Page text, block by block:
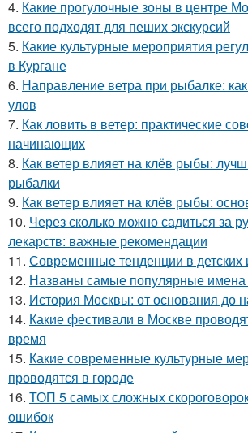
4. Какие прогулочные зоны в центре
всего подходят для пеших экскурсий
5. Какие культурные мероприятия
в Кургане
6. Направление ветра при рыбалке:
улов
7. Как ловить в ветер: практические
начинающих
8. Как ветер влияет на клёв рыбы:
рыбалки
9. Как ветер влияет на клёв рыбы:
10. Через сколько можно садиться за
лекарств: важные рекомендации
11. Современные тенденции в
12. Названы самые популярные
13. История Москвы: от основания до
14. Какие фестивали в Москве
время
15. Какие современные культурные
проводятся в городе
16. ТОП 5 самых сложных
ошибок